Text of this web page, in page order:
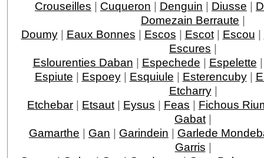
Crouseilles | Cuqueron | Denguin | Diusse |
Domezain Berraute |
Doumy| Eaux Bonnes | Escos | Escot| Escou |
Escures |
Eslourenties Daban | Espechede | Espelette
Espiute | Espoey| Esquiule | Esterencuby|
Etcharry|
Etchebar | Etsaut | Eysus | Feas | Fichous
Gabat |
Gamarthe | Gan | Garindein | Garlede
Garris |